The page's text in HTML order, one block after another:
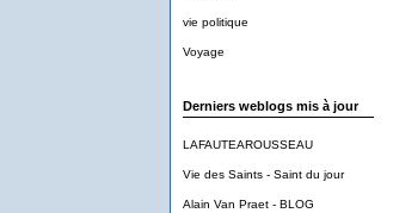
vie politique
Voyage
Derniers weblogs mis à jour
LAFAUTEAROUSSEAU
Vie des Saints - Saint du jour
Alain Van Praet - BLOG